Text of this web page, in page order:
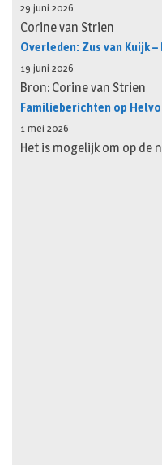
29 juni 2026
Corine van Strien
Overleden: Zus van Kuijk
19 juni 2026
Bron: Corine van Strien
Familieberichten op
1 mei 2026
Het is mogelijk om op de